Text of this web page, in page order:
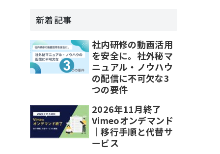
新着記事
社内研修の動画活用
を安全に。社外秘マ
ニュアル・ノウハウ
の配信に不可欠な3
つの要件
2026年11月終了
Vimeoオンデマンド
｜移行手順と代替サ
ービス